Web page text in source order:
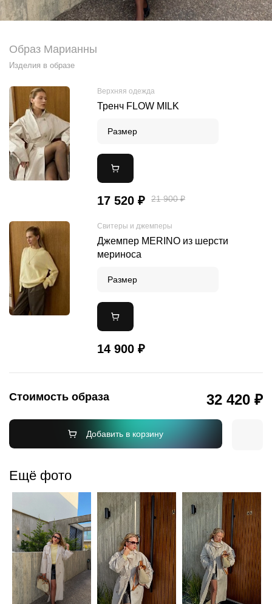
Образ Марианны
Изделия в образе
Верхняя одежда
Тренч FLOW MILK
Размер
17 520 ₽ 21 900 ₽
Cвитеры и джемперы
Джемпер MERINO из шерсти
мериноса
Размер
14 900 ₽
Стоимость образа 32 420 ₽
Добавить в корзину
Ещё фото